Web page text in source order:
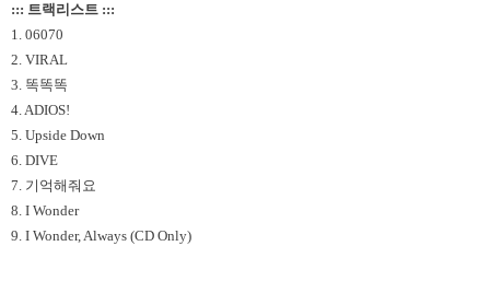
::: 트랙리스트 :::
1. 06070
2. VIRAL
3. 똑똑똑
4. ADIOS!
5. Upside Down
6. DIVE
7. 기억해줘요
8. I Wonder
9. I Wonder, Always (CD Only)